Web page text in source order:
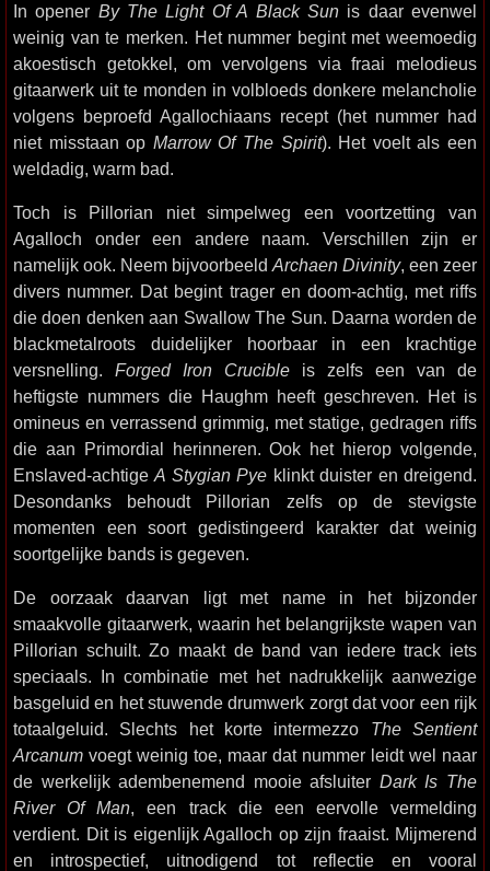
In opener By The Light Of A Black Sunis daar evenwel
weinig van te merken. Het nummer begint met weemoedig
akoestisch getokkel, om vervolgens via fraai melodieus
gitaarwerk uit te monden in volbloeds donkere melancholie
volgens beproefd Agallochiaans recept (het nummer had
niet misstaan op Marrow Of The Spirit). Het voelt als een
weldadig, warm bad.
Toch is Pillorian niet simpelweg een voortzetting van
Agalloch onder een andere naam. Verschillen zijn er
namelijk ook. Neem bijvoorbeeld Archaen Divinity, een zeer
divers nummer. Dat begint trager en doom-achtig, met riffs
die doen denken aan Swallow The Sun. Daarna worden de
blackmetalroots duidelijker hoorbaar in een krachtige
versnelling. Forged Iron Crucible is zelfs een van de
heftigste nummers die Haughm heeft geschreven. Het is
omineus en verrassend grimmig, met statige, gedragen riffs
die aan Primordial herinneren. Ook het hierop volgende,
Enslaved-achtigeA Stygian Pye klinkt duister en dreigend.
Desondanks behoudt Pillorian zelfs op de stevigste
momenten een soort gedistingeerd karakter dat weinig
soortgelijke bands is gegeven.
De oorzaak daarvan ligt met name in het bijzonder
smaakvolle gitaarwerk, waarin het belangrijkste wapen van
Pillorian schuilt. Zo maakt de band van iedere track iets
speciaals. In combinatie met het nadrukkelijk aanwezige
basgeluid en het stuwende drumwerk zorgt dat voor een rijk
totaalgeluid. Slechts het korte intermezzo The Sentient
Arcanum voegt weinig toe, maar dat nummer leidt wel naar
de werkelijk adembenemend mooie afsluiter Dark Is The
River Of Man, een track die een eervolle vermelding
verdient. Dit is eigenlijk Agalloch op zijn fraaist. Mijmerend
en introspectief, uitnodigend tot reflectie en vooral